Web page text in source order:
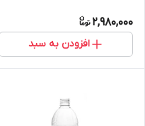
2,980,000
افزودن به سبد